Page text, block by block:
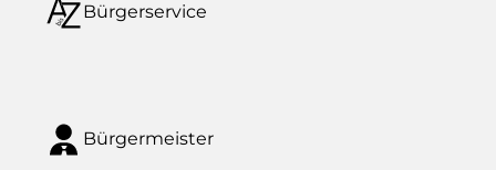
Bürgerservice
Bürgermeister